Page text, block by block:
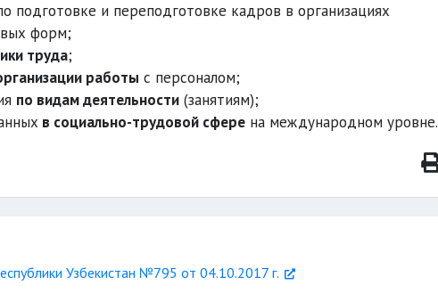
подготовке и переподготовке кадров в организациях
форм;
труда;
работы с персоналом;
по видам деятельности (занятиям);
в социально-трудовой сфере на международном уровне.
Узбекистан №795 от 04.10.2017 г.